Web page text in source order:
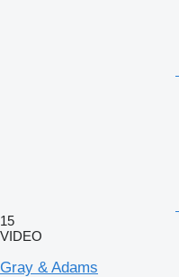
15
VIDEO
Gray & Adams